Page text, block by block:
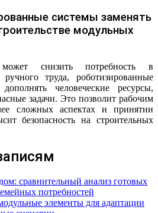
системы заменять
модульных
снизить потребность в
труда, роботизированные
человеческие ресурсы,
задачи. Это позволит рабочим
сложных аспектах и принятии
безопасность на строительных
сравнительный анализ готовых
потребностей
элементы для адаптации